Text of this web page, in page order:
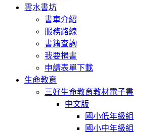
雲水書坊
書車介紹
服務路線
書籍查詢
我要捐書
申請表單下載
生命教育
三好生命教育教材電子書
中文版
國小低年級組
國小中年級組